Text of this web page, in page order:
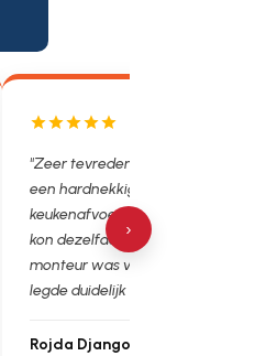
"Zeer tevreden over de service! We
een hardnekkige verstopping in de
keukenafvoer en het
kon dezelfde dag nog langskomen.
monteur was vriendelijk, werkte
legde duidelijk uit wat het probleem
Rojda Django
›